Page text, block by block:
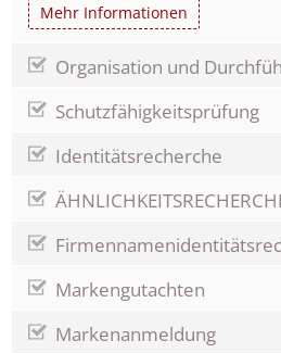
Mehr Informationen
Organisation und
Schutzfähigkeitsprüfung
Identitätsrecherche
Markengutachten
Markenanmeldung